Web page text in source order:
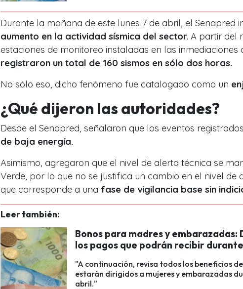
Durante la mañana de este lunes 7 de abril, el Senapred
aumento en la actividad sísmica del sector. A partir del
estaciones de monitoreo instaladas en las inmediaciones
registraron un total de 160 sismos en sólo dos horas.
No sólo eso, dicho fenómeno fue catalogado como un
¿Qué dijeron las autoridades?
Desde el Senapred, señalaron que los eventos
de baja energía.
Asimismo, agregaron que el nivel de alerta técnica se
Verde, por lo que no se justifica un cambio en el nivel de
que corresponde a una fase de vigilancia base sin
Leer también:
Bonos para madres y embarazadas:
los pagos que podrán recibir
"A continuación, revisa todos los beneficios
estarán dirigidos a mujeres y embarazadas
abril."